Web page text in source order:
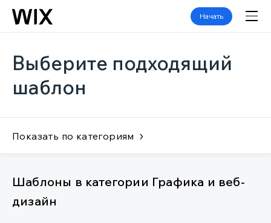
Начать
Выберите подходящий
шаблон
Показать по категориям
Шаблоны в категории Графика и веб-
дизайн